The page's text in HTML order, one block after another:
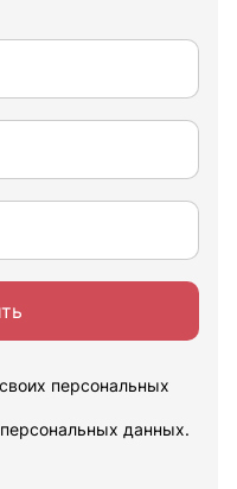
персональных
персональных данных.